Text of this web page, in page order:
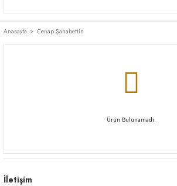
Anasayfa Cenap Şahabettin
Ürün Bulunamadı.
İletişim